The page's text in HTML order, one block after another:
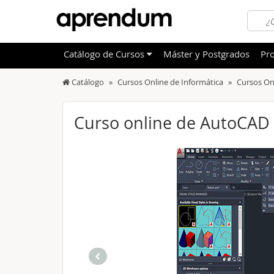
OFERTAS DESTACADAS
NOVEDADES DE NUESTRO CATÁLOGO
Catálogo Cursos Online de Informática Cursos
Curso online de AutoCAD
Catálogo de Cursos Máster y Postgrados